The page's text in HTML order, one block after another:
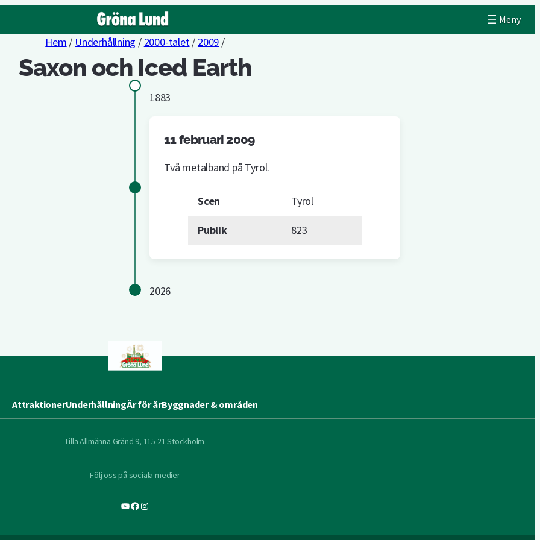
Hem / Underhållning / 2000-talet/ 2009 /
Saxon och Iced Earth
1883
11 februari 2009
Två metalband på Tyrol.
Scen Tyrol
Publik 823
2026
AttraktionerUnderhållningÅr för årByggnader & områden
Lilla Allmänna Gränd 9, 115 21 Stockholm
Följ oss på sociala medier
YouTube
Facebook
Instagram